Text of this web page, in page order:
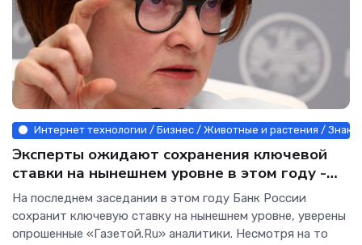
Интернет технологии / Бизнес / Животные и растения /
Эксперты ожидают сохранения ключевой
ставки на нынешнем уровне в этом году -
«Бизнес»
На последнем заседании в этом году Банк России
сохранит ключевую ставку на нынешнем уровне, уверены
опрошенные «Газетой.Ru» аналитики. Несмотря на то